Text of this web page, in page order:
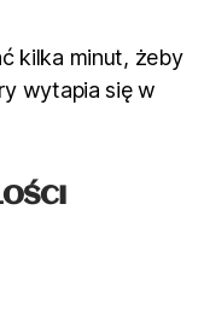
kilka minut, żeby
wytapia się w